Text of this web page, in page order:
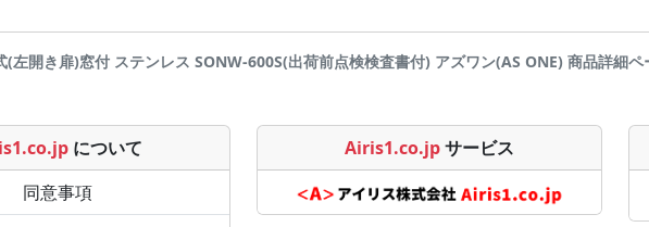
左開き扉)窓付 ステンレス SONW-600S(出荷前点検検査書付) アズワン(AS ONE) 商品詳細
について
同意事項
Airis1.co.jpサービス